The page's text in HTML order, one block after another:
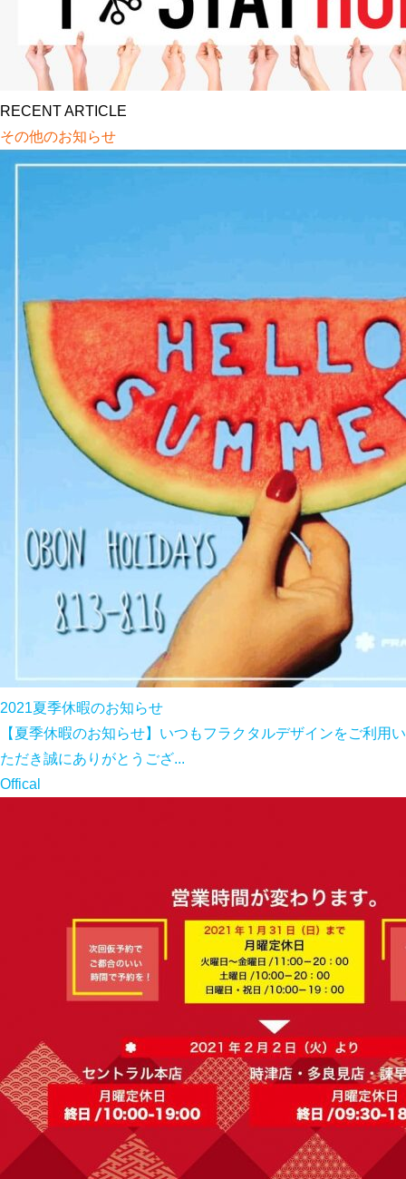
RECENT ARTICLE
その他のお知らせ
2021夏季休暇のお知らせ
【夏季休暇のお知らせ】いつもフラクタルデザインをご利用い
ただき誠にありがとうござ...
Offical